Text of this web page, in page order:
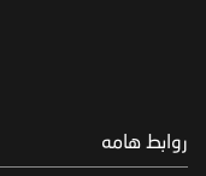
روابط هامه